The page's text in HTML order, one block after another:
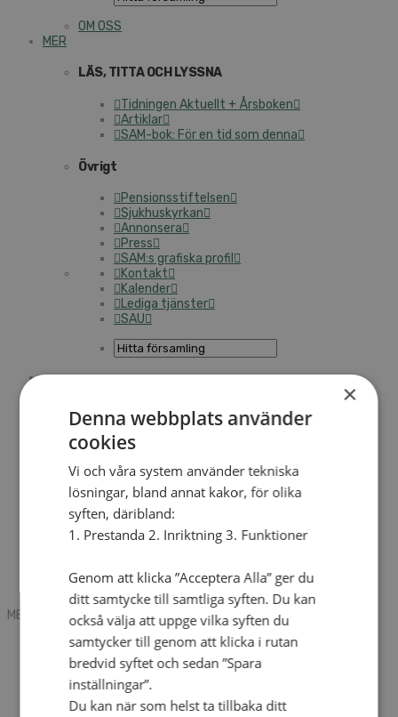
OM OSS
MER
LÄS, TITTA OCH LYSSNA
Tidningen Aktuellt + Årsboken
Artiklar
SAM-bok: För en tid som denna
Övrigt
Pensionsstiftelsen
Sjukhuskyrkan
Annonsera
Press
SAM:s grafiska profil
Kontakt
Kalender
Lediga tjänster
SAU
Mobile box
Kontakt
Tidning
Annonsera
Hitta församling
Press
SAU
Lediga tjänster
Sommargårdar
MENU
MENU
Search mobile
English
Hej! Vad söker du?
Kontakt
Kalender
×
Denna webbplats använder
cookies
Vi och våra system använder tekniska
lösningar, bland annat kakor, för olika
syften, däribland:
1. Prestanda 2. Inriktning 3. Funktioner
Genom att klicka ”Acceptera Alla” ger du
ditt samtycke till samtliga syften. Du kan
också välja att uppge vilka syften du
samtycker till genom att klicka i rutan
bredvid syftet och sedan ”Spara
inställningar”.
Du kan när som helst ta tillbaka ditt